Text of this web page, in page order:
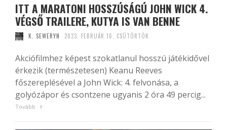
ITT A MARATONI HOSSZÚSÁGÚ JOHN WICK 4.
VÉGSŐ TRAILERE, KUTYA IS VAN BENNE
K. SEWERYN 2023. FEBRUÁR 16. CSÜTÖRTÖK
Akciófilmhez képest szokatlanul hosszú játékidővel
érkezik (természetesen) Keanu Reeves
főszereplésével a John Wick: 4. felvonása, a
golyózápor és csontzene ugyanis 2 óra 49 percig...
Tovább